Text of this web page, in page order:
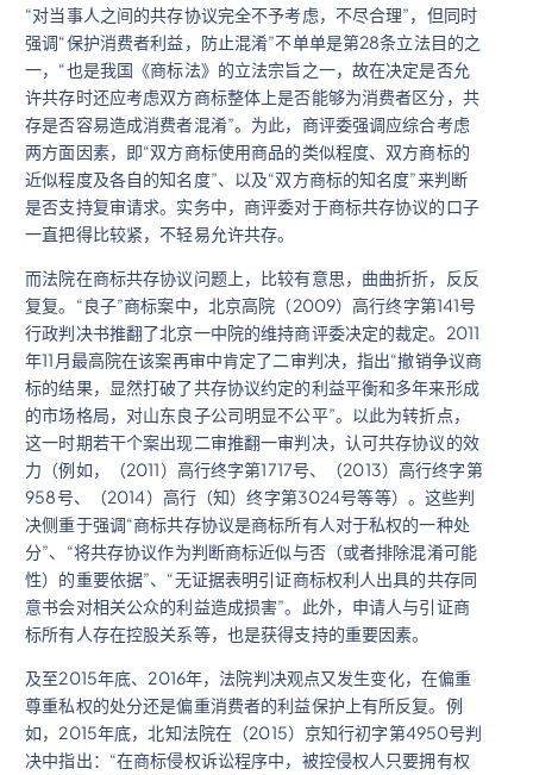
“对当事人之间的共存协议完全不予考虑，不尽合理”，但同时
强调“保护消费者利益，防止混淆”不单单是第28条立法目的之
一，“也是我国《商标法》的立法宗旨之一，故在决定是否允
许共存时还应考虑双方商标整体上是否能够为消费者区分，共
存是否容易造成消费者混淆”。为此，商评委强调应综合考虑
两方面因素，即“双方商标使用商品的类似程度、双方商标的
近似程度及各自的知名度”、以及“双方商标的知名度”来判断
是否支持复审请求。实务中，商评委对于商标共存协议的口子
一直把得比较紧，不轻易允许共存。
而法院在商标共存协议问题上，比较有意思，曲曲折折，反反
复复。“良子”商标案中，北京高院（2009）高行终字第141号
行政判决书推翻了北京一中院的维持商评委决定的裁定。2011
年11月最高院在该案再审中肯定了二审判决，指出“撤销争议商
标的结果，显然打破了共存协议约定的利益平衡和多年来形成
的市场格局，对山东良子公司明显不公平”。以此为转折点，
这一时期若干个案出现二审推翻一审判决，认可共存协议的效
力（例如，（2011）高行终字第1717号、（2013）高行终字第
958号、（2014）高行（知）终字第3024号等等）。这些判
决侧重于强调“商标共存协议是商标所有人对于私权的一种处
分”、“将共存协议作为判断商标近似与否（或者排除混淆可能
性）的重要依据”、“无证据表明引证商标权利人出具的共存同
意书会对相关公众的利益造成损害”。此外，申请人与引证商
标所有人存在控股关系等，也是获得支持的重要因素。
及至2015年底、2016年，法院判决观点又发生变化，在偏重
尊重私权的处分还是偏重消费者的利益保护上有所反复。例
如，2015年底，北知法院在（2015）京知行初字第4950号判
决中指出：“在商标侵权诉讼程序中，被控侵权人只要拥有权